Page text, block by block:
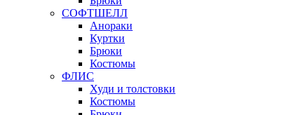
СОФТШЕЛЛ
Анораки
Куртки
Брюки
Костюмы
ФЛИС
Худи и толстовки
Костюмы